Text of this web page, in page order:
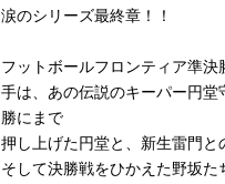
涙のシリーズ最終章！！
フットボールフロンティア準
手は、あの伝説のキーパー円
勝にまで
押し上げた円堂と、新生雷門と
そして決勝戦をひかえた野坂